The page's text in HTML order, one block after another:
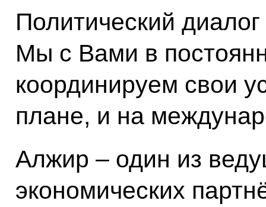
Политический
Мы с Вами в
координируем свои
плане, и на
Алжир – один из
экономических